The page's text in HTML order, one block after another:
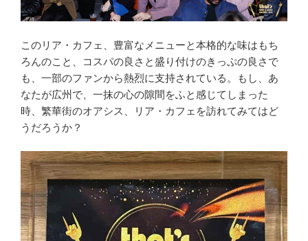
このリア・カフェ、豊富なメニューと本格的な味はもち
ろんのこと、コスパの良さと盛り付けのきっぷの良さで
も、一部のファンから熱烈に支持されている。もし、あ
なたが広州で、一抹の心の隙間をふと感じてしまった
時、繁華街のオアシス、リア・カフェを訪れてみてはど
うだろうか？